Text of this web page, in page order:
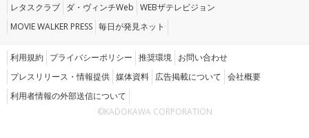
レタスクラブ ダ・ヴィンチWeb WEBザテレビジョン
MOVIE WALKER PRESS 毎日が発見ネット
利用規約 プライバシーポリシー 推奨環境 お問い合わせ
プレスリリース・情報提供 媒体資料 広告掲載について 会社概要
利用者情報の外部送信について
©KADOKAWA CORPORATION